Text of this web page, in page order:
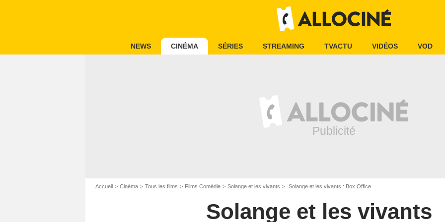
NEWS CINÉMA SÉRIES STREAMING TVACTU VIDÉOS VOD
Accueil Cinéma Tous les films Films Comédie Solange et les vivants Solange et les vivants : Box Office
Solange et les vivants